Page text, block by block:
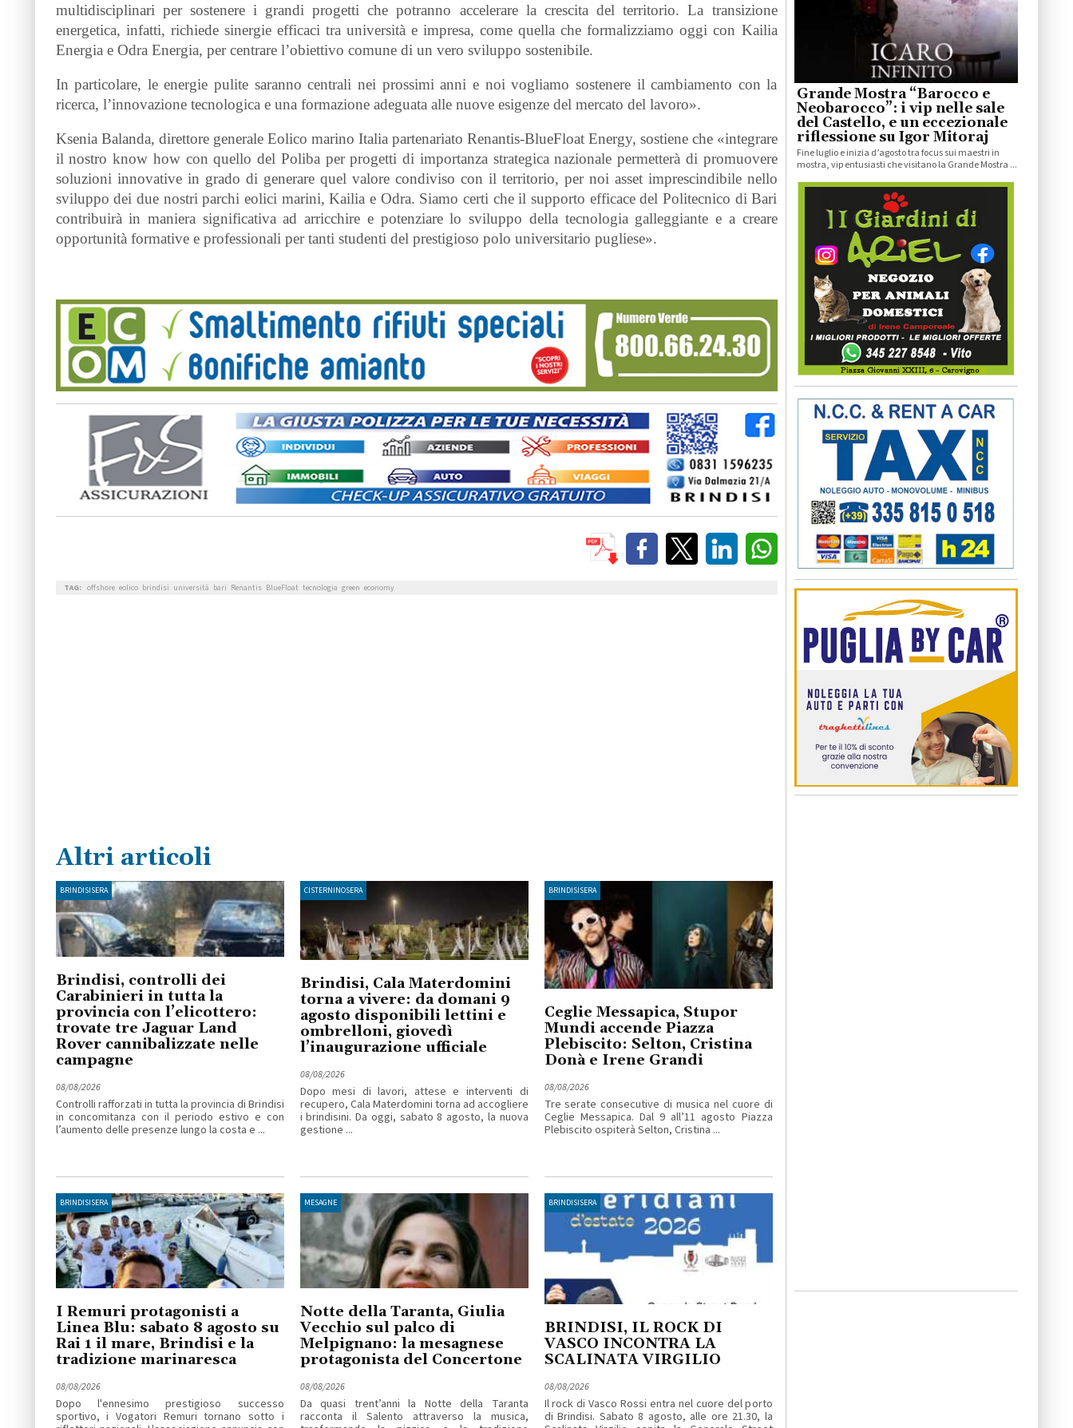
multidisciplinari per sostenere i grandi progetti che potranno accelerare la crescita del territorio. La transizione
energetica, infatti, richiede sinergie efficaci tra università e impresa, come quella che formalizziamo oggi con Kailia
Energia e Odra Energia, per centrare l’obiettivo comune di un vero sviluppo sostenibile.
In particolare, le energie pulite saranno centrali nei prossimi anni e noi vogliamo sostenere il cambiamento con la
ricerca, l’innovazione tecnologica e una formazione adeguata alle nuove esigenze del mercato del lavoro».
Ksenia Balanda, direttore generale Eolico marino Italia partenariato Renantis-BlueFloat Energy, sostiene che «integrare
il nostro know how con quello del Poliba per progetti di importanza strategica nazionale permetterà di promuovere
soluzioni innovative in grado di generare quel valore condiviso con il territorio, per noi asset imprescindibile nello
sviluppo dei due nostri parchi eolici marini, Kailia e Odra. Siamo certi che il supporto efficace del Politecnico di Bari
contribuirà in maniera significativa ad arricchire e potenziare lo sviluppo della tecnologia galleggiante e a creare
opportunità formative e professionali per tanti studenti del prestigioso polo universitario pugliese».
TAG: offshore eolico brindisi università bari Renantis BlueFloat tecnologia green economy
Altri articoli
BRINDISISERA
Brindisi, controlli dei
Carabinieri in tutta la
provincia con l’elicottero:
trovate tre Jaguar Land
Rover cannibalizzate nelle
campagne
08/08/2026
Controlli rafforzati in tutta la provincia di Brindisi
in concomitanza con il periodo estivo e con
l’aumento delle presenze lungo la costa e ...
CISTERNINOSERA
Brindisi, Cala Materdomini
torna a vivere: da domani 9
agosto disponibili lettini e
ombrelloni, giovedì
l’inaugurazione ufficiale
08/08/2026
Dopo mesi di lavori, attese e interventi di
recupero, Cala Materdomini torna ad accogliere
i brindisini. Da oggi, sabato 8 agosto, la nuova
gestione ...
BRINDISISERA
Ceglie Messapica, Stupor
Mundi accende Piazza
Plebiscito: Selton, Cristina
Donà e Irene Grandi
08/08/2026
Tre serate consecutive di musica nel cuore di
Ceglie Messapica. Dal 9 all’11 agosto Piazza
Plebiscito ospiterà Selton, Cristina ...
BRINDISISERA
I Remuri protagonisti a
Linea Blu: sabato 8 agosto su
Rai 1 il mare, Brindisi e la
tradizione marinaresca
08/08/2026
Dopo l'ennesimo prestigioso successo
sportivo, i Vogatori Remuri tornano sotto i
MESAGNE
Notte della Taranta, Giulia
Vecchio sul palco di
Melpignano: la mesagnese
protagonista del Concertone
08/08/2026
Da quasi trent’anni la Notte della Taranta
racconta il Salento attraverso la musica,
BRINDISISERA
BRINDISI, IL ROCK DI
VASCO INCONTRA LA
SCALINATA VIRGILIO
08/08/2026
Il rock di Vasco Rossi entra nel cuore del porto
di Brindisi. Sabato 8 agosto, alle ore 21.30, la
Grande Mostra “Barocco e
Neobarocco”: i vip nelle sale
del Castello, e un eccezionale
riflessione su Igor Mitoraj
Fine luglio e inizia d’agosto tra focus sui maestri in
mostra, vip entusiasti che visitano la Grande Mostra ...